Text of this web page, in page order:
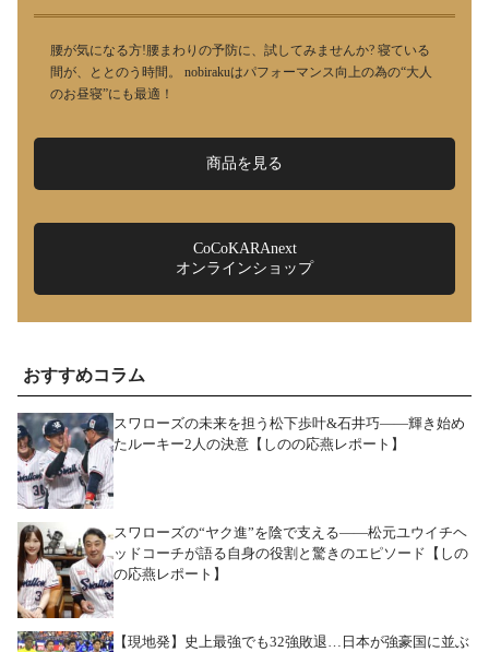
腰が気になる方!腰まわりの予防に、試してみませんか? 寝ている
間が、ととのう時間。 nobirakuはパフォーマンス向上の為の“大人
のお昼寝”にも最適！
商品を見る
CoCoKARAnext
オンラインショップ
おすすめコラム
スワローズの未来を担う松下歩叶&石井巧――輝き始め
たルーキー2人の決意【しのの応燕レポート】
スワローズの“ヤク進”を陰で支える――松元ユウイチヘ
ッドコーチが語る自身の役割と驚きのエピソード【しの
の応燕レポート】
【現地発】史上最強でも32強敗退…日本が強豪国に並ぶ